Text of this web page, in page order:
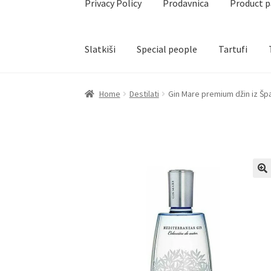
Privacy Policy Prodavnica Product
Slatkiši Special people Tartufi
Home Akcija za dan zaljubljenih BaloniBlog
Prodavnica Product page
Terms ConditionsUredjenje doma
Home Destilati Gin Mare premium džin iz